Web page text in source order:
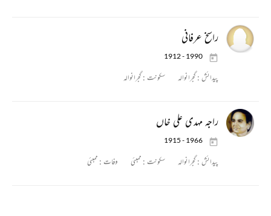
راسخ عرفانی
1912 - 1990
پیدائش : گجرانوالہ سکونت : گجرانوالہ
راجہ مہدی علی خاں
1915 - 1966
پیدائش : گجرانوالہ سکونت : ممبئی وفات : ممبئی